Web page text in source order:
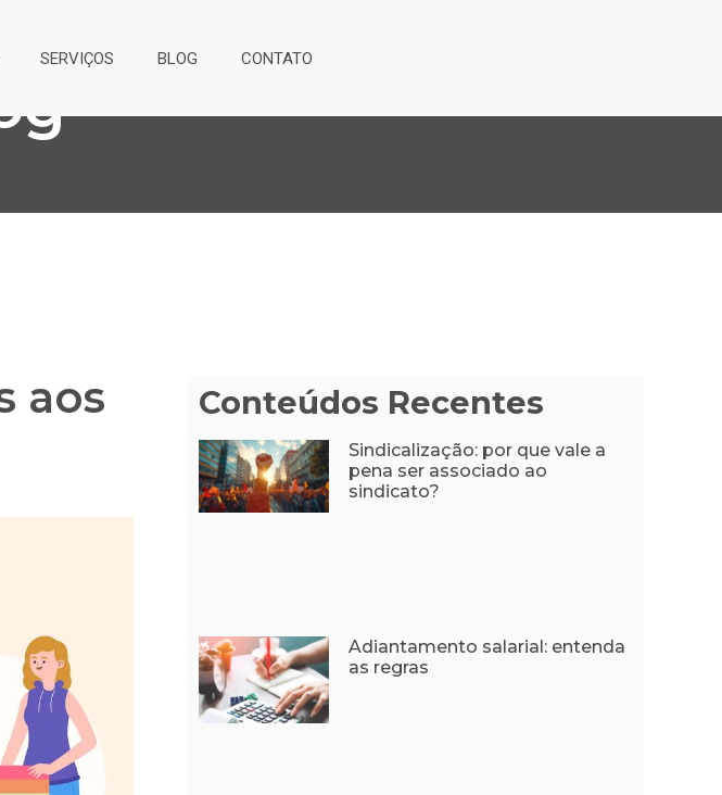
SERVIÇOS BLOG CONTATO
aos
Conteúdos Recentes
Sindicalização: por que vale a
pena ser associado ao
sindicato?
Adiantamento salarial: entenda
as regras